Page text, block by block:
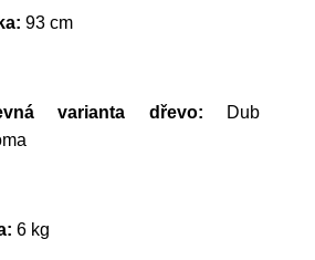
93 cm
varianta dřevo: Dub
6 kg